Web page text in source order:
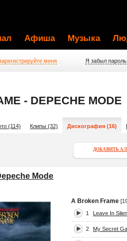
Афиша Музыка
меня Я забыл пароль
- DEPECHE MODE
(114) Клипы (32) Дискография (16)
ДОБАВИТЬ
Mode
A Broken Frame
1
Leave In
2 My Secret